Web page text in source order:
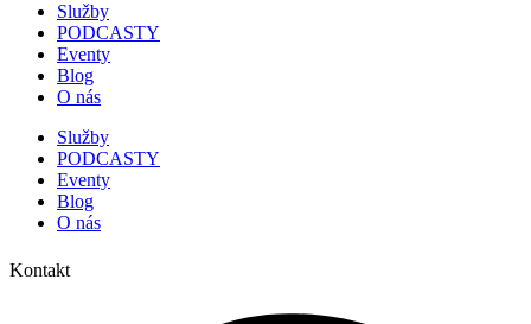
Služby
PODCASTY
Eventy
Blog
O nás
Služby
PODCASTY
Eventy
Blog
O nás
Kontakt